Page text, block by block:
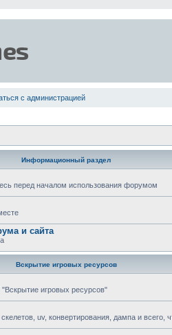
с администрацией
Информационный раздел
перед началом использования форумом
и сайта
Вскрытие игровых ресурсов
"Вскрытие игровых ресурсов"
uv, конвертирования, дампа и всего,